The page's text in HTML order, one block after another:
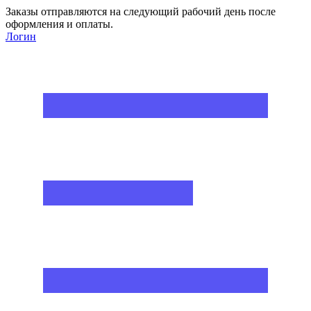
Заказы отправляются на следующий рабочий день после
оформления и оплаты.
Логин